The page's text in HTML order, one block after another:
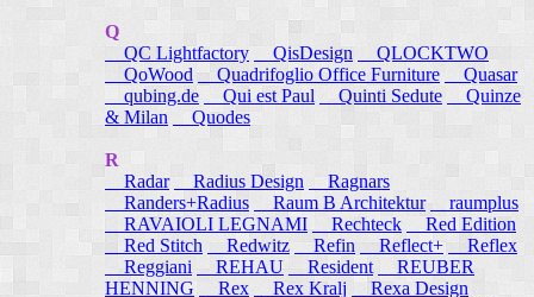
Q
QC Lightfactory
QisDesign
QLOCKTWO
QoWood Quadrifoglio Office Furniture
Quasar
qubing.de
Qui est Paul Quinti Sedute
Quinze
& Milan
Quodes
R
Radar
Radius Design
Ragnars
Randers+Radius
Raum B Architektur raumplus
RAVAIOLI LEGNAMI
Rechteck
Red Edition
Red Stitch
Redwitz Refin Reflect+
Reflex
Reggiani
REHAU Resident
REUBER
HENNING
Rex Rex Kralj
Rexa Design